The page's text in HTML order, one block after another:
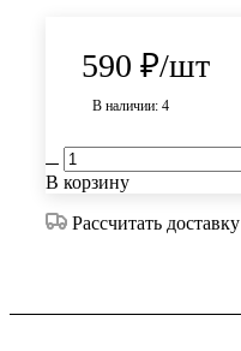
590 ₽/шт
В наличии: 4
В корзину
Рассчитать доставку